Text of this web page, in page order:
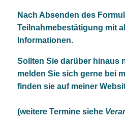
Nach Absenden des
Teilnahmebestätigung mit
Informationen.
Sollten Sie darüber hinaus
melden Sie sich gerne bei
finden sie auf meiner
(weitere Termine siehe